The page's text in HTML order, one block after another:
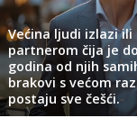
Većina ljudi izlazi ili
partnerom čija je
godina od njih
brakovi s većom
postaju sve češći.